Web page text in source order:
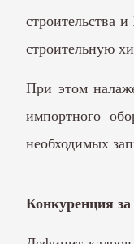
строительства
строительную
При этом
импортного
необходимых
Конкуренция за